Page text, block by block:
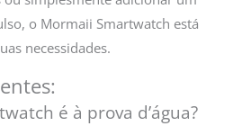
o Mormaii Smartwatch está
necessidades.
é à prova d’água?